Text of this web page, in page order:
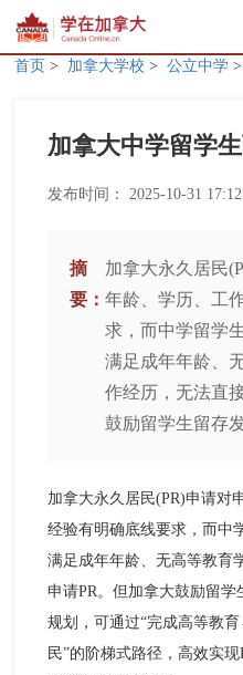
首页 > 加拿大学校 >公立中学 >
加拿大中学留学
发布时间： 2025-10-31
摘
要：
加拿大永久居民
年龄、学历、工
求，而中学留学
满足成年年龄、
作经历，无法直
鼓励留学生留存
加拿大永久居民(PR)申请对
经验有明确底线要求，而中
满足成年年龄、无高等教育
申请PR。但加拿大鼓励留
规划，可通过“完成高等教
民”的阶梯式路径，高效实